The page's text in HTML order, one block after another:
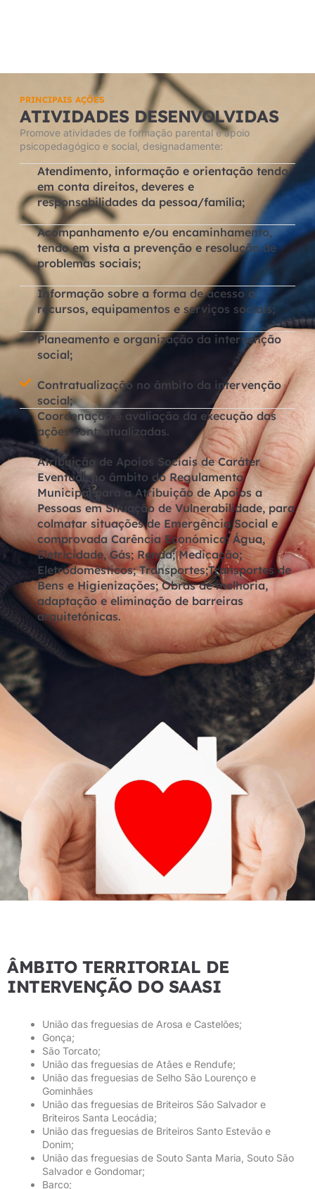
PRINCIPAIS AÇÕES
ATIVIDADES DESENVOLVIDAS
Promove atividades de formação parental e apoio
psicopedagógico e social, designadamente:
Atendimento, informação e orientação tendo
em conta direitos, deveres e
responsabilidades da pessoa/família;
Acompanhamento e/ou encaminhamento,
tendo em vista a prevenção e resolução de
problemas sociais;
Informação sobre a forma de acesso a
recursos, equipamentos e serviços sociais;
Planeamento e organização da intervenção
social;
Contratualização no âmbito da intervenção
social;
Coordenação e avaliação da execução das
ações contratualizadas.
Atribuição de Apoios Sociais de Caráter
Eventual, no âmbito do Regulamento
Municipal para a Atribuição de Apoios a
Pessoas em Situação de Vulnerabilidade, para
colmatar situações de Emergência Social e
comprovada Carência Económica: Água,
Eletricidade, Gás; Renda; Medicação;
Eletrodomésticos; Transportes;Transportes de
Bens e Higienizações; Obras de melhoria,
adaptação e eliminação de barreiras
arquitetónicas.
ÂMBITO TERRITORIAL DE
INTERVENÇÃO DO SAASI
União das freguesias de Arosa e Castelões;
Gonça;
São Torcato;
União das freguesias de Atães e Rendufe;
União das freguesias de Selho São Lourenço e
Gominhães
União das freguesias de Briteiros São Salvador e
Briteiros Santa Leocádia;
União das freguesias de Briteiros Santo Estevão e
Donim;
União das freguesias de Souto Santa Maria, Souto São
Salvador e Gondomar;
Barco;